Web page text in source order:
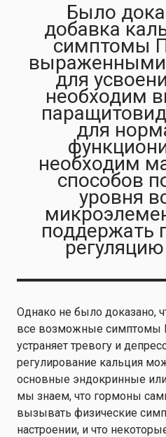
Было
добавка
симптомы
для
необходим
для
необходим
способов
уровня
поддержать
Однако не было доказано,
все возможные симптомы
устраняет тревогу и
регулирование кальция
основные эндокринные
мы знаем, что гормоны
вызывать физические
настроении, и что